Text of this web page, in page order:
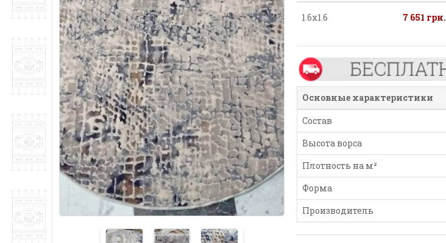
1.6х1.6 7 651 грн.
Основные характеристики
Состав
Высота ворса
Плотность на м²
Форма
Производитель